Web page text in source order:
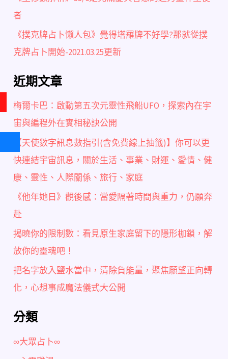
者
《撲克牌占卜懶人包》覺得塔羅牌不好學?那就從撲
克牌占卜開始-2021.03.25更新
近期文章
梅爾卡巴：啟動第五次元靈性飛船UFO，探索內在宇
宙與編程外在實相秘訣公開
【天使數字訊息數指引(含免費線上抽籤)】你可以更
快連結宇宙訊息，關於生活、事業、財運、愛情、健
康、靈性、人際關係、旅行、家庭
《他年她日》觀後感：當愛隔著時間與重力，仍願奔
赴
揭曉你的限制數：看見原生家庭留下的隱形枷鎖，解
放你的靈魂吧！
把名字放入鹽水當中，清除負能量，聚焦願望正向轉
化，心想事成魔法儀式大公開
分類
∞大眾占卜∞